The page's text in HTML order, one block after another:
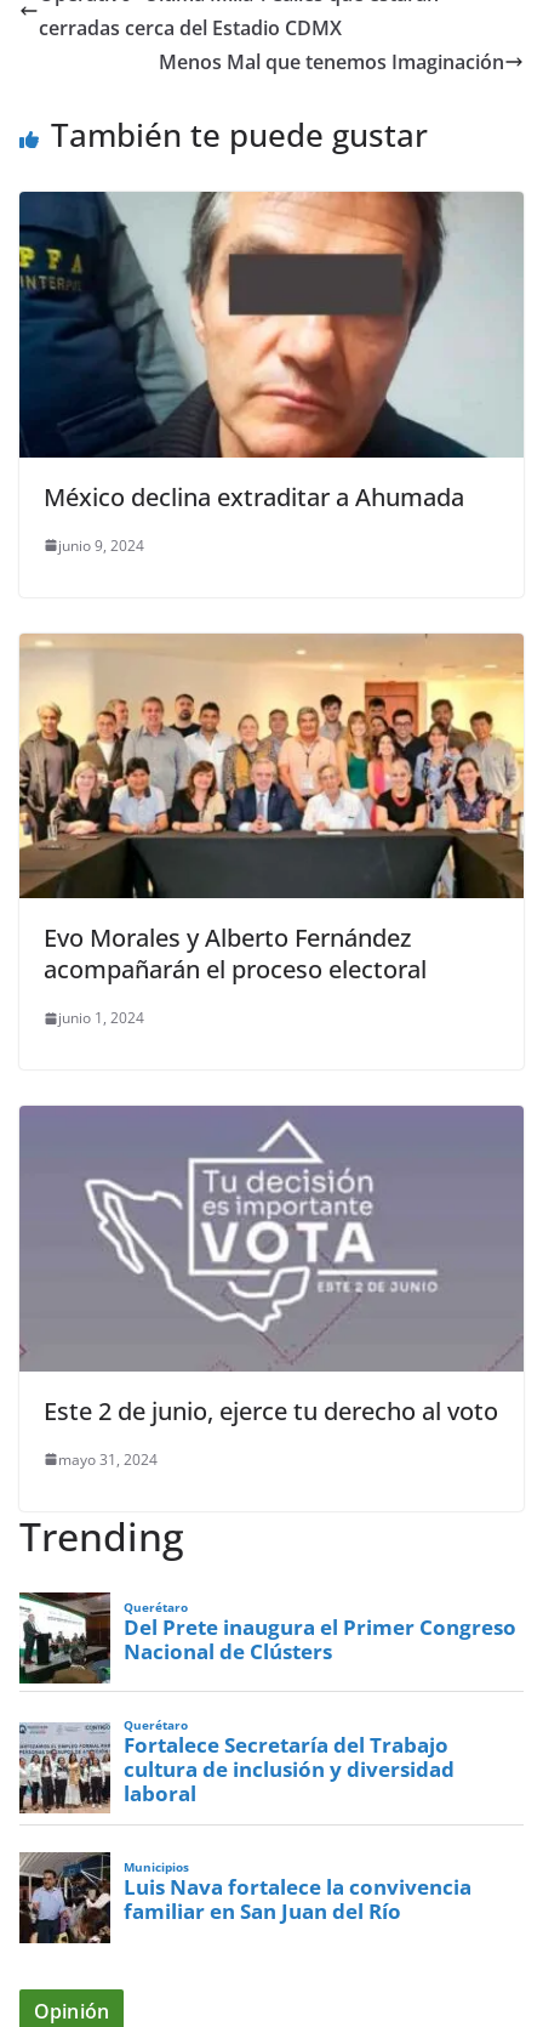
b
k
A
p
Li
n
a
m
cerradas cerca del Estadio CDMX
Menos Mal que tenemos Imaginación
También te puede gustar
México declina extraditar a Ahumada
junio 9, 2024
Evo Morales y Alberto Fernández
acompañarán el proceso electoral
junio 1, 2024
Este 2 de junio, ejerce tu derecho al voto
mayo 31, 2024
Trending
Querétaro
Del Prete inaugura el Primer Congreso
Nacional de Clústers
Querétaro
Fortalece Secretaría del Trabajo
cultura de inclusión y diversidad
laboral
Municipios
Luis Nava fortalece la convivencia
familiar en San Juan del Río
Opinión